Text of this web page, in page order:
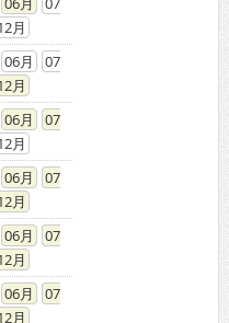
06
07
06
07
06
07
06
07
06
07